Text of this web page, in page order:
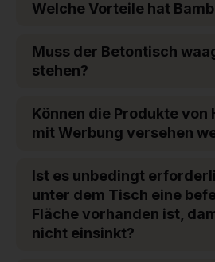
Welche Vorteile hat
Muss der Betontisch
stehen?
Können die Produkte von
mit Werbung versehen
Ist es unbedingt
unter dem Tisch eine
Fläche vorhanden ist,
nicht einsinkt?